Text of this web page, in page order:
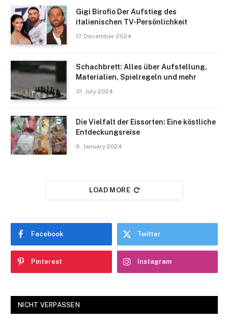
Gigi Birofio Der Aufstieg des
italienischen TV-Persönlichkeit
17. December 2024
Schachbrett: Alles über Aufstellung,
Materialien, Spielregeln und mehr
31. July 2024
Die Vielfalt der Eissorten: Eine köstliche
Entdeckungsreise
6. January 2024
LOAD MORE
Facebook Twitter
Pinterest Instagram
NICHT VERPASSEN